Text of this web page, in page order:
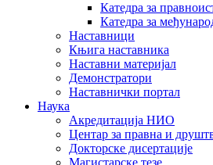
Катедра за
Катедра за
Наставници
Књига наставника
Наставни материјал
Демонстратори
Наставнички портал
Наука
Акредитација НИО
Центар за правна и
Докторске дисертације
Магистарске тезе